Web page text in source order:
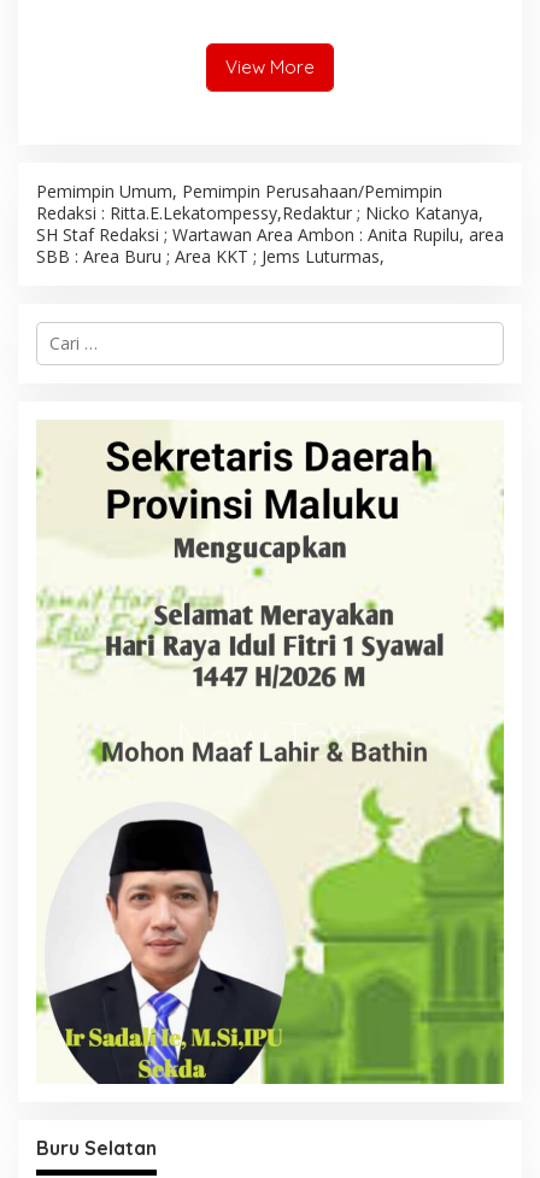
View More
Pemimpin Umum, Pemimpin Perusahaan/Pemimpin
Redaksi : Ritta.E.Lekatompessy,Redaktur ; Nicko Katanya,
SH Staf Redaksi ; Wartawan Area Ambon : Anita Rupilu, area
SBB : Area Buru ; Area KKT ; Jems Luturmas,
C
u
t
u
Buru Selatan